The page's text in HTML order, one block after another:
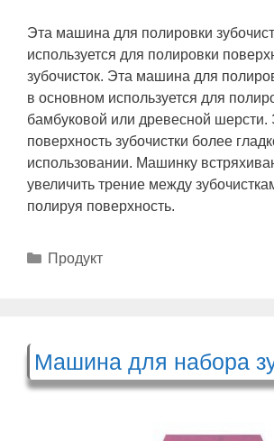
Эта машина для полировки
используется для полировки
зубочисток. Эта машина для
в основном используется для
бамбуковой или древесной шерсти.
поверхность зубочистки более
использовании. Машинку
увеличить трение между
полируя поверхность.
Рубрики
Продукт
Машина для набора